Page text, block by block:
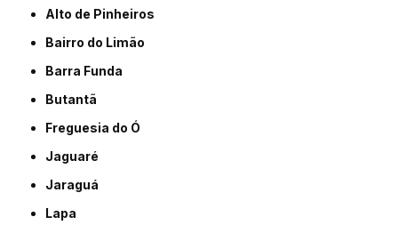
Alto de Pinheiros
Bairro do Limão
Barra Funda
Butantã
Freguesia do Ó
Jaguaré
Jaraguá
Lapa